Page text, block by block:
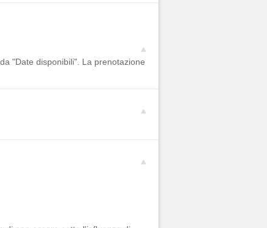
"Date disponibili". La prenotazione